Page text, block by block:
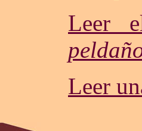
Leer
Leer